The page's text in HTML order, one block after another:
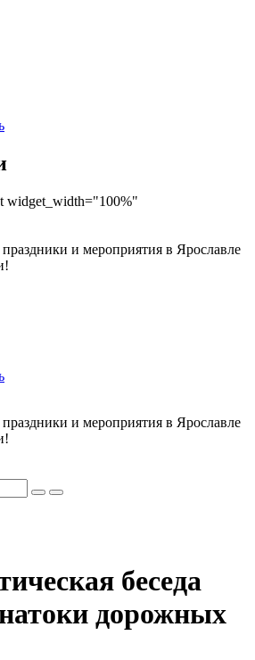
widget_width="100%"
и мероприятия в Ярославле
и мероприятия в Ярославле
беседа
дорожных